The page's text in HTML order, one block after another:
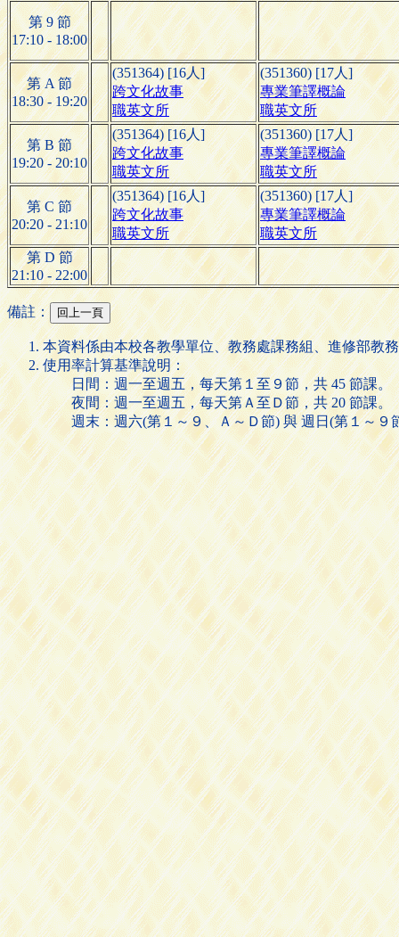
第 9 節
17:10 - 18:00
第 A 節
18:30 - 19:20
(351364) [16人]
跨文化故事
職英文所
(351360) [17人]
專業筆譯概論
職英文所
第 B 節
19:20 - 20:10
(351364) [16人]
跨文化故事
職英文所
(351360) [17人]
專業筆譯概論
職英文所
第 C 節
20:20 - 21:10
(351364) [16人]
跨文化故事
職英文所
(351360) [17人]
專業筆譯概論
職英文所
第 D 節
21:10 - 22:00
備註：
本資料係由本校各教學單位、教務處課務組、進修部教
使用率計算基準說明：
日間：週一至週五，每天第１至９節，共 45 節課。
夜間：週一至週五，每天第Ａ至Ｄ節，共 20 節課。
週末：週六(第１～９、Ａ～Ｄ節) 與 週日(第１～９